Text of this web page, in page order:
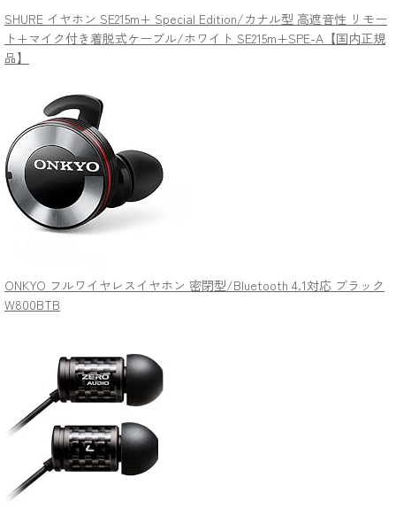
SHURE イヤホン SE215m+ Special Edition/カナル型 高遮音性 リモー
ト+マイク付き着脱式ケーブル/ホワイト SE215m+SPE-A【国内正規
品】
ONKYO フルワイヤレスイヤホン 密閉型/Bluetooth 4.1対応 ブラック
W800BTB